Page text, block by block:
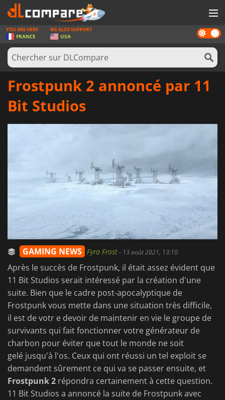
JEUX
CARTES PRÉPAYÉES
LOGICIELS
Dark
mode
YOU ARE HERE
FRANCE
WE ALSO SUPPORT
USA
Frostpunk 2 annoncé par 11
Bit Studios
GAMING NEWS Fyra Frost- 13 août 2021, 13:10
Après le succès de Frostpunk, il était assez évident que
11 Bit Studios serait intéressé par la création d'une
suite. Bien que le cadre post-apocalyptique de
Frostpunk vous mette dans une situation très difficile,
il est de votr e devoir de maintenir en vie le groupe de
survivants qui fait fonctionner votre générateur de
charbon pour éviter que tout le monde ne soit
gelé jusqu'à l'os. Ceux qui ont réussi un tel exploit se
demandent sûrement ce qui va se passer ensuite, et
Frostpunk 2 répondra certainement à cette question.
11 Bit Studios a annoncé la suite de Frostpunk avec